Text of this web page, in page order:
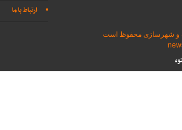
ارتباط با ما
و شهرسازی محفوظ است